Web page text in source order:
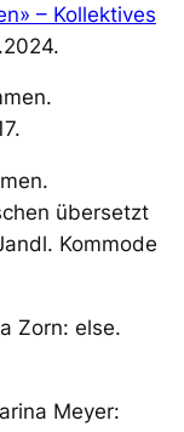
– Kollektives
.
.
übersetzt
Kommode
Zorn: else.
Meyer: